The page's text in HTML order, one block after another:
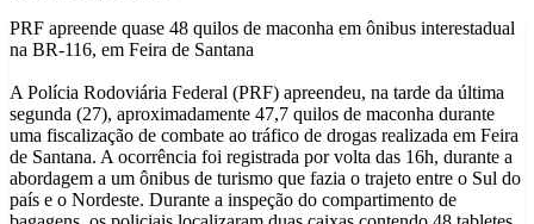
PRF apreende quase 48 quilos de maconha em ônibus interestadual
na BR-116, em Feira de Santana
A Polícia Rodoviária Federal (PRF) apreendeu, na tarde da última
segunda (27), aproximadamente 47,7 quilos de maconha durante
uma fiscalização de combate ao tráfico de drogas realizada em Feira
de Santana. A ocorrência foi registrada por volta das 16h, durante a
abordagem a um ônibus de turismo que fazia o trajeto entre o Sul do
país e o Nordeste. Durante a inspeção do compartimento de